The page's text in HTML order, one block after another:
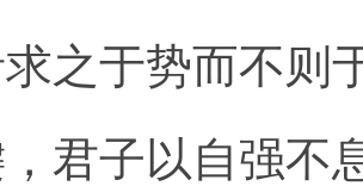
之于势而不则
君子以自强不